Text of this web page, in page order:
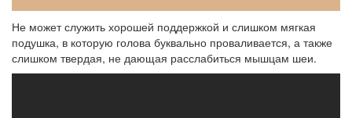
Не может служить хорошей поддержкой и слишком мягкая
подушка, в которую голова буквально проваливается, а также
слишком твердая, не дающая расслабиться мышцам шеи.